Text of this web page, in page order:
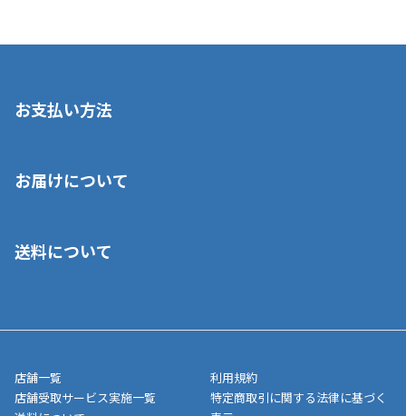
お支払い方法
いいただくことはできません。ご了承ください。
■代金引換(代引)※手数料がかかります
■商品によっては一部決済方法が使用できない場合がございま
す。
お届けについて
ご注文が確認出来次第、1～4営業日に発送いたします。「お取り
業日にてお引渡しとなります。(離島などの場合、例外もあります)
メーカー直送品など一部商品については、その他商品との購入に
制限がかかる場合がございます。また発送日についても、通常と
異なる場合がございます。対象商品の説明ページをご確認くださ
送料について
店舗一覧
店舗受取サービス実施一覧
利用規約
特定商取引に関する法律に基づく